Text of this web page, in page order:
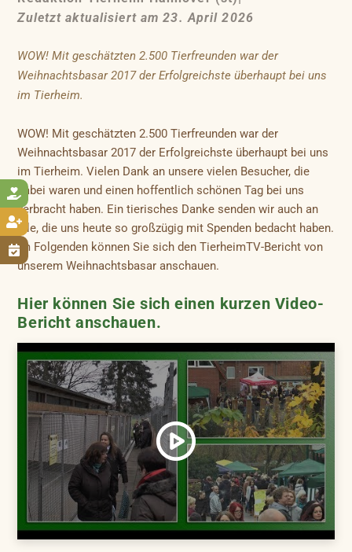



Zuletzt aktualisiert am 23. April 2026
WOW! Mit geschätzten 2.500 Tierfreunden war der
Weihnachtsbasar 2017 der Erfolgreichste überhaupt bei uns
im Tierheim.
WOW! Mit geschätzten 2.500 Tierfreunden war der
Weihnachtsbasar 2017 der Erfolgreichste überhaupt bei uns
im Tierheim. Vielen Dank an unsere vielen Besucher, die
dabei waren und einen hoffentlich schönen Tag bei uns
verbracht haben. Ein tierisches Danke senden wir auch an
alle, die uns heute so großzügig mit Spenden bedacht haben.
Im Folgenden können Sie sich den TierheimTV-Bericht von
unserem Weihnachtsbasar anschauen.
Hier können Sie sich einen kurzen Video-
Bericht anschauen.